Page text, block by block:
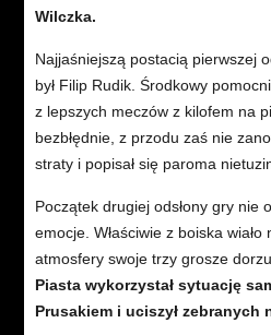
Wilczka.
Najjaśniejszą postacią pierwszej
był Filip Rudik. Środkowy
z lepszych meczów z kilofem na
bezbłędnie, z przodu zaś nie
straty i popisał się paroma
Początek drugiej odsłony gry nie
emocje. Właściwie z boiska
atmosfery swoje trzy grosze
Piasta wykorzystał sytuację
Prusakiem i uciszył zebranych